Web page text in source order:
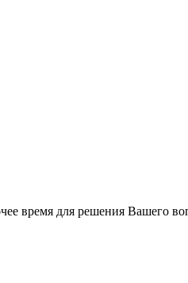
время для решения Вашего